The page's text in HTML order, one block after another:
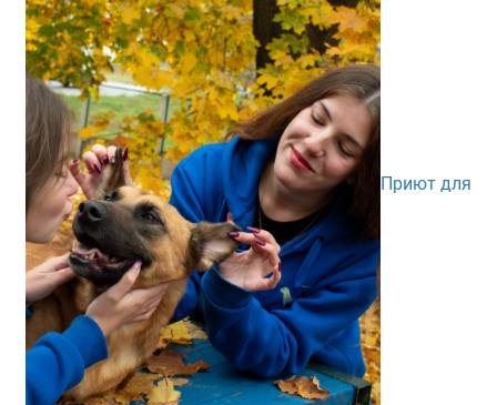
Приют для